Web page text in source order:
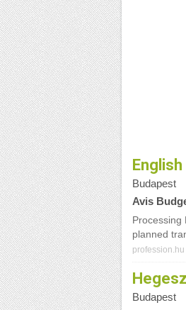
Budapest
Avis
Processing
planned
profession.hu
Budapest